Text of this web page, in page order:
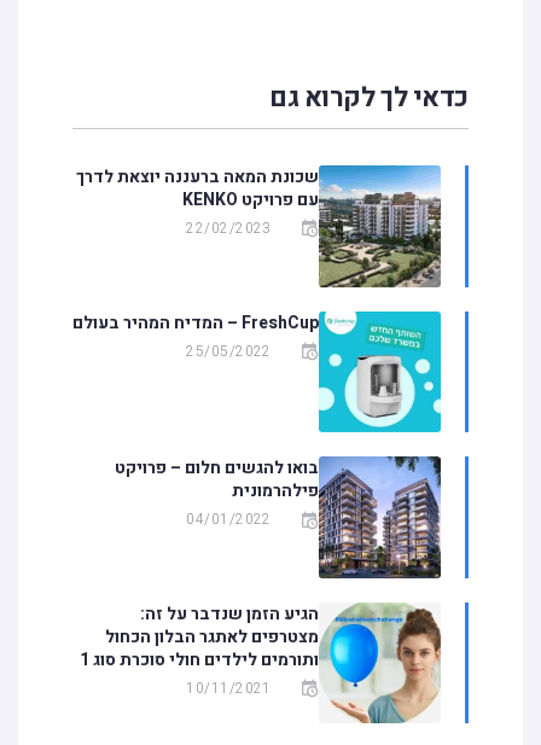
כדאי לך לקרוא גם
שכונת המאה ברעננה יוצאת לדרך
עם פרויקט KENKO
22/02/2023
FreshCup – המדיח המהיר בעולם
25/05/2022
בואו להגשים חלום – פרויקט
פילהרמונית
04/01/2022
הגיע הזמן שנדבר על זה:
מצטרפים לאתגר הבלון הכחול
ותורמים לילדים חולי סוכרת סוג 1
10/11/2021